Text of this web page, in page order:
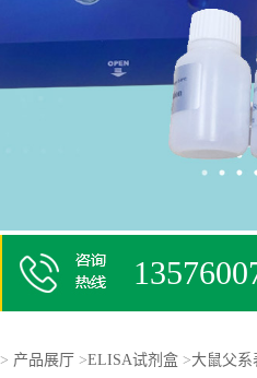
> 产品展厅 >ELISA试剂盒>大鼠父系